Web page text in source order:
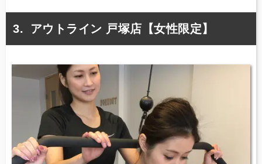
アウトライン 戸塚店【女性限定】